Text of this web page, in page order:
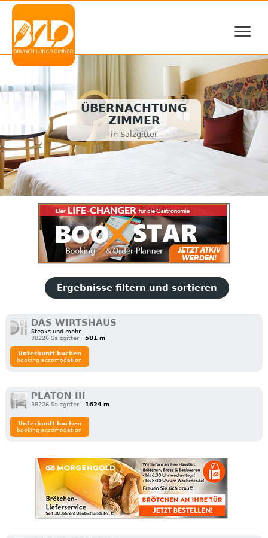
≡
ÜBERNACHTUNG
ZIMMER
in Salzgitter
Ergebnisse filtern und sortieren
DAS WIRTSHAUS
Steaks und mehr
38226 Salzgitter
581 m
Unterkunft buchen
booking accomodation
PLATON III
38226 Salzgitter 1624 m
Unterkunft buchen
booking accomodation